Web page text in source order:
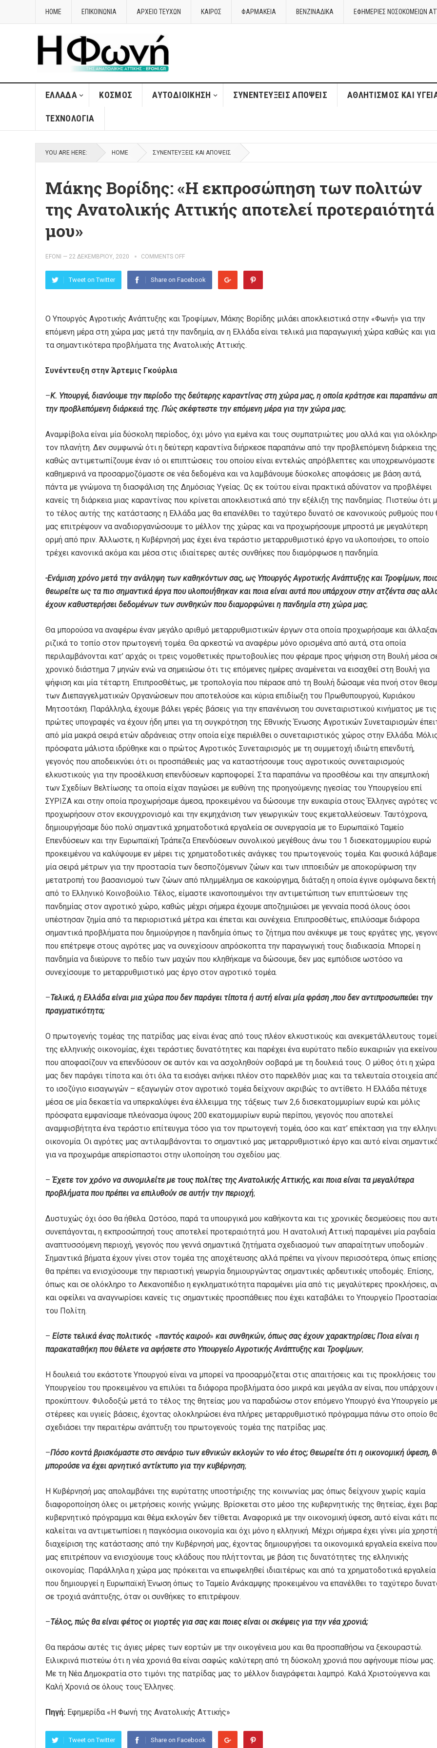
HOME ΕΠΙΚΟΙΝΩΝΙΑ ΑΡΧΕΙΟ ΤΕΥΧΩΝ ΚΑΙΡΌΣ ΦΑΡΜΑΚΕΙΑ ΒΕΝΖΙΝΑΔΙΚΑ ΕΦΗΜΕΡΙΕΣ ΝΟΣΟΚΟΜΕΙΩΝ
ΈΛΛΑΔΑ ΚΌΣΜΟΣ ΑΥΤΟΔΙΟΊΚΗΣΗ ΣΥΝΕΝΤΕΎΞΕΙΣ ΑΠΌΨΕΙΣ ΑΘΛΗΤΙΣΜΌΣ ΚΑΙ
ΤΕΧΝΟΛΟΓΊΑ
YOU ARE HERE: HOME ΣΥΝΕΝΤΕΎΞΕΙΣ ΚΑΙ ΑΠΌΨΕΙΣ
Μάκης Βορίδης: «Η εκπροσώπηση των πολιτών
της Ανατολικής Αττικής αποτελεί προτεραιότητά
μου»
EFONI — 22 ΔΕΚΕΜΒΡΊΟΥ, 2020 COMMENTS OFF
Tweet on Twitter Share on Facebook
Ο Υπουργός Αγροτικής Ανάπτυξης και Τροφίμων, Μάκης Βορίδης μιλάει αποκλειστικά στην «Φωνή» για την
επόμενη μέρα στη χώρα μας μετά την πανδημία, αν η Ελλάδα είναι τελικά μια παραγωγική χώρα καθώς και για
τα σημαντικότερα προβλήματα της Ανατολικής Αττικής.
Συνέντευξη στην Άρτεμις Γκούρλια
–Κ. Υπουργέ, διανύουμε την περίοδο της δεύτερης καραντίνας στη χώρα μας, η οποία κράτησε και παραπάνω
την προβλεπόμενη διάρκειά της. Πώς σκέφτεστε την επόμενη μέρα για την χώρα μας;
Αναμφίβολα είναι μία δύσκολη περίοδος, όχι μόνο για εμένα και τους συμπατριώτες μου αλλά και για
τον πλανήτη. Δεν συμφωνώ ότι η δεύτερη καραντίνα διήρκεσε παραπάνω από την προβλεπόμενη διάρκεια
καθώς αντιμετωπίζουμε έναν ιό οι επιπτώσεις του οποίου είναι εντελώς απρόβλεπτες και υποχρεωνόμαστε
καθημερινά να προσαρμοζόμαστε σε νέα δεδομένα και να λαμβάνουμε δύσκολες αποφάσεις με βάση αυτά,
πάντα με γνώμονα τη διασφάλιση της Δημόσιας Υγείας. Ως εκ τούτου είναι πρακτικά αδύνατον να προβλέψει
κανείς τη διάρκεια μιας καραντίνας που κρίνεται αποκλειστικά από την εξέλιξη της πανδημίας. Πιστεύω ότι
το τέλος αυτής της κατάστασης η Ελλάδα μας θα επανέλθει το ταχύτερο δυνατό σε κανονικούς ρυθμούς που
μας επιτρέψουν να αναδιοργανώσουμε το μέλλον της χώρας και να προχωρήσουμε μπροστά με μεγαλύτερη
ορμή από πριν. Άλλωστε, η Κυβέρνησή μας έχει ένα τεράστιο μεταρρυθμιστικό έργο να υλοποιήσει, το οποίο
τρέχει κανονικά ακόμα και μέσα στις ιδιαίτερες αυτές συνθήκες που διαμόρφωσε η πανδημία.
-Ενάμιση χρόνο μετά την ανάληψη των καθηκόντων σας, ως Υπουργός Αγροτικής Ανάπτυξης και Τροφίμων,
θεωρείτε ως τα πιο σημαντικά έργα που υλοποιήθηκαν και ποια είναι αυτά που υπάρχουν στην ατζέντα σας
έχουν καθυστερήσει δεδομένων των συνθηκών που διαμορφώνει η πανδημία στη χώρα μας;
Θα μπορούσα να αναφέρω έναν μεγάλο αριθμό μεταρρυθμιστικών έργων στα οποία προχωρήσαμε και
ριζικά το τοπίο στον πρωτογενή τομέα. Θα αρκεστώ να αναφέρω μόνο ορισμένα από αυτά, στα οποία
περιλαμβάνονται κατ’ αρχάς οι τρεις νομοθετικές πρωτοβουλίες που φέραμε προς ψήφιση στη Βουλή μέσα
χρονικό διάστημα 7 μηνών ενώ να σημειώσω ότι τις επόμενες ημέρες αναμένεται να εισαχθεί στη Βουλή για
ψήφιση και μία τέταρτη. Επιπροσθέτως, με τροπολογία που πέρασε από τη Βουλή δώσαμε νέα πνοή στον
των Διεπαγγελματικών Οργανώσεων που αποτελούσε και κύρια επιδίωξη του Πρωθυπουργού, Κυριάκου
Μητσοτάκη. Παράλληλα, έχουμε βάλει γερές βάσεις για την επανένωση του συνεταιριστικού κινήματος με τις
πρώτες υπογραφές να έχουν ήδη μπει για τη συγκρότηση της Εθνικής Ένωσης Αγροτικών Συνεταιρισμών
από μία μακρά σειρά ετών αδράνειας στην οποία είχε περιέλθει ο συνεταιριστικός χώρος στην Ελλάδα.
πρόσφατα μάλιστα ιδρύθηκε και ο πρώτος Αγροτικός Συνεταιρισμός με τη συμμετοχή ιδιώτη επενδυτή,
γεγονός που αποδεικνύει ότι οι προσπάθειές μας να καταστήσουμε τους αγροτικούς συνεταιρισμούς
ελκυστικούς για την προσέλκυση επενδύσεων καρποφορεί. Στα παραπάνω να προσθέσω και την απεμπλοκή
των Σχεδίων Βελτίωσης τα οποία είχαν παγώσει με ευθύνη της προηγούμενης ηγεσίας του Υπουργείου επί
ΣΥΡΙΖΑ και στην οποία προχωρήσαμε άμεσα, προκειμένου να δώσουμε την ευκαιρία στους Έλληνες αγρότες
προχωρήσουν στον εκσυγχρονισμό και την εκμηχάνιση των γεωργικών τους εκμεταλλεύσεων. Ταυτόχρονα,
δημιουργήσαμε δύο πολύ σημαντικά χρηματοδοτικά εργαλεία σε συνεργασία με το Ευρωπαϊκό Ταμείο
Επενδύσεων και την Ευρωπαϊκή Τράπεζα Επενδύσεων συνολικού μεγέθους άνω του 1 δισεκατομμυρίου ευρώ
προκειμένου να καλύψουμε εν μέρει τις χρηματοδοτικές ανάγκες του πρωτογενούς τομέα. Και φυσικά λάβαμε
μία σειρά μέτρων για την προστασία των δεσποζόμενων ζώων και των ιπποειδών με αποκορύφωση την
μετατροπή του βασανισμού των ζώων από πλημμέλημα σε κακούργημα, διάταξη η οποία έγινε ομόφωνα δεκτή
από το Ελληνικό Κοινοβούλιο. Τέλος, είμαστε ικανοποιημένοι την αντιμετώπιση των επιπτώσεων της
πανδημίας στον αγροτικό χώρο, καθώς μέχρι σήμερα έχουμε αποζημιώσει με γενναία ποσά όλους όσοι
υπέστησαν ζημία από τα περιοριστικά μέτρα και έπεται και συνέχεια. Επιπροσθέτως, επιλύσαμε διάφορα
σημαντικά προβλήματα που δημιούργησε η πανδημία όπως το ζήτημα που ανέκυψε με τους εργάτες γης,
που επέτρεψε στους αγρότες μας να συνεχίσουν απρόσκοπτα την παραγωγική τους διαδικασία. Μπορεί η
πανδημία να διεύρυνε το πεδίο των μαχών που κληθήκαμε να δώσουμε, δεν μας εμπόδισε ωστόσο να
συνεχίσουμε το μεταρρυθμιστικό μας έργο στον αγροτικό τομέα.
–Τελικά, η Ελλάδα είναι μια χώρα που δεν παράγει τίποτα ή αυτή είναι μία φράση ,που δεν αντιπροσωπεύει την
πραγματικότητα;
Ο πρωτογενής τομέας της πατρίδας μας είναι ένας από τους πλέον ελκυστικούς και ανεκμετάλλευτους
της ελληνικής οικονομίας, έχει τεράστιες δυνατότητες και παρέχει ένα ευρύτατο πεδίο ευκαιριών για
που αποφασίζουν να επενδύσουν σε αυτόν και να ασχοληθούν σοβαρά με τη δουλειά τους. Ο μύθος ότι η χώρα
μας δεν παράγει τίποτα και ότι όλα τα εισάγει ανήκει πλέον στο παρελθόν μιας και τα τελευταία στοιχεία
το ισοζύγιο εισαγωγών – εξαγωγών στον αγροτικό τομέα δείχνουν ακριβώς το αντίθετο. Η Ελλάδα πέτυχε
μέσα σε μία δεκαετία να υπερκαλύψει ένα έλλειμμα της τάξεως των 2,6 δισεκατομμυρίων ευρώ και μόλις
πρόσφατα εμφανίσαμε πλεόνασμα ύψους 200 εκατομμυρίων ευρώ περίπου, γεγονός που αποτελεί
αναμφισβήτητα ένα τεράστιο επίτευγμα τόσο για τον πρωτογενή τομέα, όσο και κατ’ επέκταση για την
οικονομία. Οι αγρότες μας αντιλαμβάνονται το σημαντικό μας μεταρρυθμιστικό έργο και αυτό είναι
για να προχωράμε απερίσπαστοι στην υλοποίηση του σχεδίου μας.
– Έχετε τον χρόνο να συνομιλείτε με τους πολίτες της Ανατολικής Αττικής, και ποια είναι τα μεγαλύτερα
προβλήματα που πρέπει να επιλυθούν σε αυτήν την περιοχή;
Δυστυχώς όχι όσο θα ήθελα. Ωστόσο, παρά τα υπουργικά μου καθήκοντα και τις χρονικές δεσμεύσεις που
συνεπάγονται, η εκπροσώπησή τους αποτελεί προτεραιότητά μου. Η ανατολική Αττική παραμένει μία ραγδαία
αναπτυσσόμενη περιοχή, γεγονός που γεννά σημαντικά ζητήματα σχεδιασμού των απαραίτητων υποδομών .
Σημαντικά βήματα έχουν γίνει στον τομέα της αποχέτευσης αλλά πρέπει να γίνουν περισσότερα, όπως επίσης
θα πρέπει να ενισχύσουμε την περιαστική γεωργία δημιουργώντας σημαντικές αρδευτικές υποδομές. Επίσης,
όπως και σε ολόκληρο το Λεκανοπέδιο η εγκληματικότητα παραμένει μία από τις μεγαλύτερες προκλήσεις,
και οφείλει να αναγνωρίσει κανείς τις σημαντικές προσπάθειες που έχει καταβάλει το Υπουργείο
του Πολίτη.
– Είστε τελικά ένας πολιτικός «παντός καιρού» και συνθηκών, όπως σας έχουν χαρακτηρίσει; Ποια είναι η
παρακαταθήκη που θέλετε να αφήσετε στο Υπουργείο Αγροτικής Ανάπτυξης και Τροφίμων;
Η δουλειά του εκάστοτε Υπουργού είναι να μπορεί να προσαρμόζεται στις απαιτήσεις και τις προκλήσεις του
Υπουργείου του προκειμένου να επιλύει τα διάφορα προβλήματα όσο μικρά και μεγάλα αν είναι, που υπάρχουν
προκύπτουν. Φιλοδοξώ μετά το τέλος της θητείας μου να παραδώσω στον επόμενο Υπουργό ένα Υπουργείο
στέρεες και υγιείς βάσεις, έχοντας ολοκληρώσει ένα πλήρες μεταρρυθμιστικό πρόγραμμα πάνω στο οποίο
σχεδιάσει την περαιτέρω ανάπτυξη του πρωτογενούς τομέα της πατρίδας μας.
–Πόσο κοντά βρισκόμαστε στο σενάριο των εθνικών εκλογών το νέο έτος; Θεωρείτε ότι η οικονομική ύφεση,
μπορούσε να έχει αρνητικό αντίκτυπο για την κυβέρνηση;
Η Κυβέρνησή μας απολαμβάνει της ευρύτατης υποστήριξης της κοινωνίας μας όπως δείχνουν χωρίς καμία
διαφοροποίηση όλες οι μετρήσεις κοινής γνώμης. Βρίσκεται στο μέσο της κυβερνητικής της θητείας, έχει
κυβερνητικό πρόγραμμα και θέμα εκλογών δεν τίθεται. Αναφορικά με την οικονομική ύφεση, αυτό είναι κάτι
καλείται να αντιμετωπίσει η παγκόσμια οικονομία και όχι μόνο η ελληνική. Μέχρι σήμερα έχει γίνει μία χρηστή
διαχείριση της κατάστασης από την Κυβέρνησή μας, έχοντας δημιουργήσει τα οικονομικά εργαλεία εκείνα που
μας επιτρέπουν να ενισχύουμε τους κλάδους που πλήττονται, με βάση τις δυνατότητες της ελληνικής
οικονομίας. Παράλληλα η χώρα μας πρόκειται να επωφεληθεί ιδιαιτέρως και από τα χρηματοδοτικά εργαλεία
που δημιουργεί η Ευρωπαϊκή Ένωση όπως το Ταμείο Ανάκαμψης προκειμένου να επανέλθει το ταχύτερο
σε τροχιά ανάπτυξης, όταν οι συνθήκες το επιτρέψουν.
–Τέλος, πώς θα είναι φέτος οι γιορτές για σας και ποιες είναι οι σκέψεις για την νέα χρονιά;
Θα περάσω αυτές τις άγιες μέρες των εορτών με την οικογένεια μου και θα προσπαθήσω να ξεκουραστώ.
Ειλικρινά πιστεύω ότι η νέα χρονιά θα είναι σαφώς καλύτερη από τη δύσκολη χρονιά που αφήνουμε πίσω μας.
Με τη Νέα Δημοκρατία στο τιμόνι της πατρίδας μας το μέλλον διαγράφεται λαμπρό. Καλά Χριστούγεννα και
Καλή Χρονιά σε όλους τους Έλληνες.
Πηγή: Εφημερίδα «Η Φωνή της Ανατολικής Αττικής»
Tweet on Twitter Share on Facebook